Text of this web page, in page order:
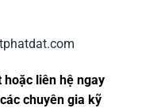
liên hệ ngay
chuyên gia kỹ